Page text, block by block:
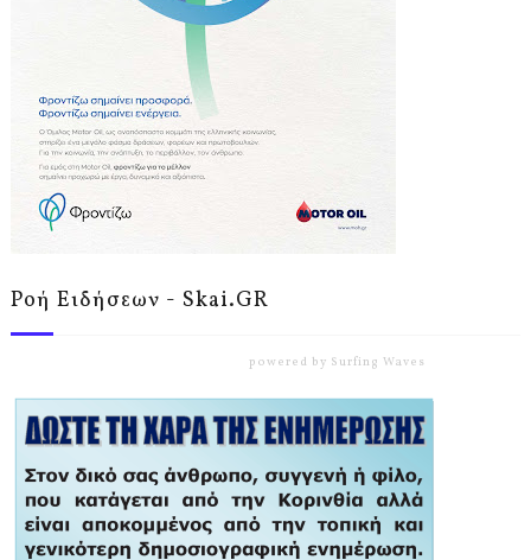
Ροή Ειδήσεων - Skai.GR
powered by Surfing Waves